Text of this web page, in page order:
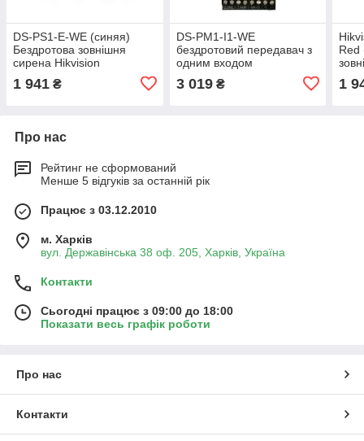
DS-PS1-E-WE (синяя)
Бездротова зовнішня
сирена Hikvision
1 941 ₴
DS-PM1-I1-WE
бездротовий передавач з
одним входом
3 019₴
Red
1
Про нас
Рейтинг не сформований
Менше 5 відгуків за останній рік
Працює з 03.12.2010
м. Харків
вул. Державінська 38 оф. 205, Харків, Україна
Контакти
Сьогодні працює з 09:00 до 18:00
Показати весь графік роботи
Про нас
Контакти